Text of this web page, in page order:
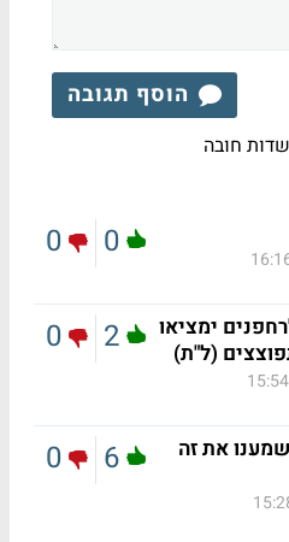
הוסף תגובה
חובה
0
0
ימציאו
(ל"ת)
2
0
את זה
6
0